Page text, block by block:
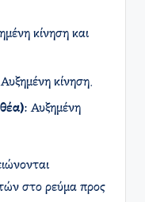
κίνηση και
κίνηση.
: Αυξημένη
στο ρεύμα προς